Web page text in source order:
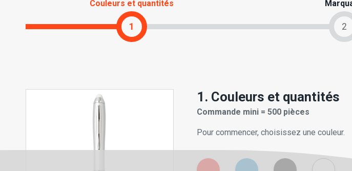
1
Couleurs et quantités
2
1. Couleurs et quantités
Commande mini = 500 pièces
Pour commencer, choisissez une couleur.